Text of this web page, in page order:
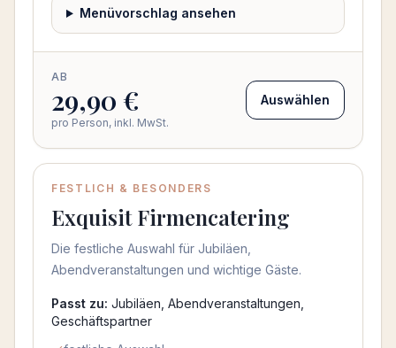
Menüvorschlag ansehen
AB
29,90 €
pro Person, inkl. MwSt.
Auswählen
FESTLICH & BESONDERS
Exquisit Firmencatering
Die festliche Auswahl für Jubiläen,
Abendveranstaltungen und wichtige Gäste.
Passt zu: Jubiläen, Abendveranstaltungen,
Geschäftspartner